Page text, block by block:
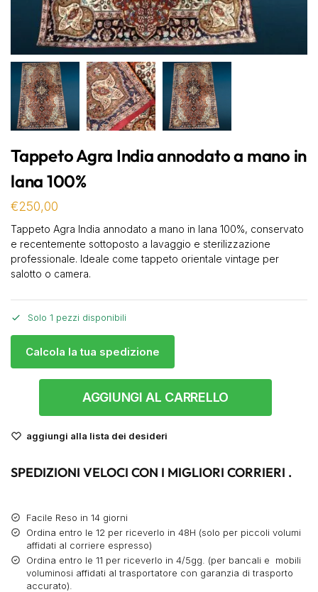
Tappeto Agra India annodato a mano in
lana 100%
€250,00
Tappeto Agra India annodato a mano in lana 100%, conservato
e recentemente sottoposto a lavaggio e sterilizzazione
professionale. Ideale come tappeto orientale vintage per
salotto o camera.
Solo 1 pezzi disponibili
Calcola la tua spedizione
AGGIUNGI AL CARRELLO
aggiungi alla lista dei desideri
SPEDIZIONI VELOCI CON I MIGLIORI CORRIERI .
Facile Reso in 14 giorni
Ordina entro le 12 per riceverlo in 48H (solo per piccoli volumi
affidati al corriere espresso)
Ordina entro le 11 per riceverlo in 4/5gg. (per bancali e mobili
voluminosi affidati al trasportatore con garanzia di trasporto
accurato).